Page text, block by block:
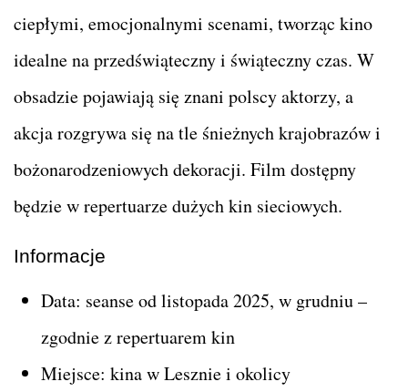
ciepłymi, emocjonalnymi scenami, tworząc kino
idealne na przedświąteczny i świąteczny czas. W
obsadzie pojawiają się znani polscy aktorzy, a
akcja rozgrywa się na tle śnieżnych krajobrazów i
bożonarodzeniowych dekoracji. Film dostępny
będzie w repertuarze dużych kin sieciowych.
Informacje
Data: seanse od listopada 2025, w grudniu –
zgodnie z repertuarem kin
Miejsce: kina w Lesznie i okolicy